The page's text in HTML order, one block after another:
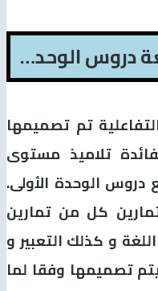
تمارين تفاعلية مراجعة دروس الوحدة الأولى ـ الإنجليزية مع السيمو
تم تصميمها
تلاميذ مستوى
دروس الوحدة الأولى.
كل من تمارين
و كذلك التعبير و
تصميمها وفقا لما